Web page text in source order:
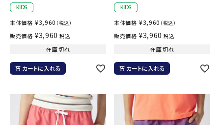
本体価格 ¥3,960 （税込）
販売価格 ¥3,960 税込
在庫切れ
カートに入れる
本体価格 ¥3,960 （税込）
販売価格 ¥3,960 税込
在庫切れ
カートに入れる